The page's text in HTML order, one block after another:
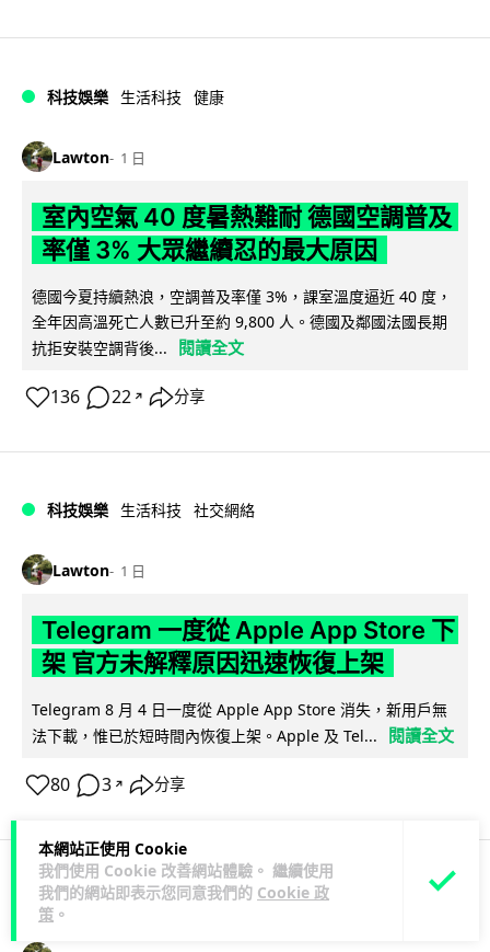
本網站正使用 Cookie
我們使用 Cookie 改善網站體驗。 繼續使用
我們的網站即表示您同意我們的 Cookie 政
策 。
科技娛樂 生活科技 健康
Lawton 1 日
室內空氣 40 度暑熱難耐 德國空調普及
率僅 3% 大眾繼續忍的最大原因
德國今夏持續熱浪，空調普及率僅 3%，課室溫度逼近 40 度，
全年因高溫死亡人數已升至約 9,800 人。德國及鄰國法國長期
抗拒安裝空調背後...
閱讀全文
136 22 ↗ 分享
科技娛樂 生活科技 社交網絡
Lawton 1 日
Telegram 一度從 Apple App Store 下
架 官方未解釋原因迅速恢復上架
Telegram 8 月 4 日一度從 Apple App Store 消失，新用戶無
法下載，惟已於短時間內恢復上架。Apple 及 Tel...
閱讀全文
80 3 ↗ 分享
科技娛樂 生活娛樂 城中熱話